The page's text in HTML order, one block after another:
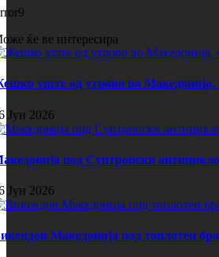
ќе ве интересира
уште од утрово во Македонија,
Јун 2026
под Суптропски
Јун 2026
Македонија под топлотен